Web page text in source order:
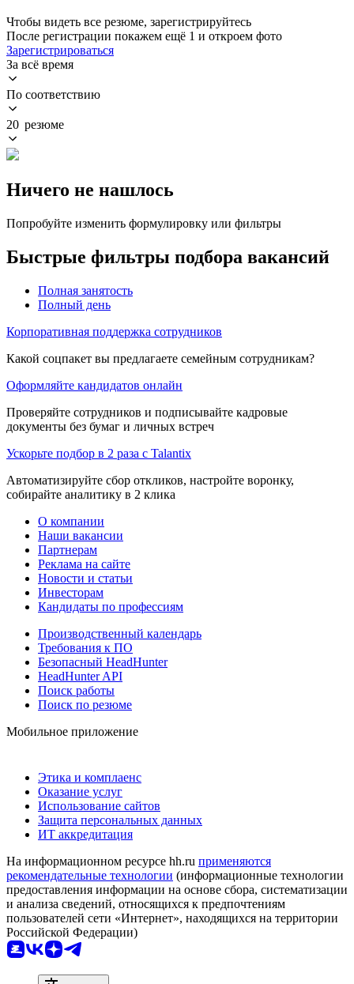
Чтобы видеть все резюме, зарегистрируйтесь
После регистрации покажем ещё 1 и откроем фото
Зарегистрироваться
За всё время
По соответствию
20 резюме
Ничего не нашлось
Попробуйте изменить формулировку или фильтры
Быстрые фильтры подбора вакансий
Полная занятость
Полный день
Корпоративная поддержка сотрудников
Какой соцпакет вы предлагаете семейным сотрудникам?
Оформляйте кандидатов онлайн
Проверяйте сотрудников и подписывайте кадровые
документы без бумаг и личных встреч
Ускорьте подбор в 2 раза с Talantix
Автоматизируйте сбор откликов, настройте воронку,
собирайте аналитику в 2 клика
О компании
Наши вакансии
Партнерам
Реклама на сайте
Новости и статьи
Инвесторам
Кандидаты по профессиям
Производственный календарь
Требования к ПО
Безопасный HeadHunter
HeadHunter API
Поиск работы
Поиск по резюме
Мобильное приложение
Этика и комплаенс
Оказание услуг
Использование сайтов
Защита персональных данных
ИТ аккредитация
На информационном ресурсе hh.ru применяются
рекомендательные технологии (информационные технологии
предоставления информации на основе сбора, систематизации
и анализа сведений, относящихся к предпочтениям
пользователей сети «Интернет», находящихся на территории
Российской Федерации)